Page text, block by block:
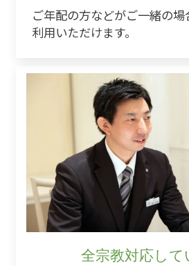
ご年配の方などがご一緒の
利用いただけます。
全宗教対応して